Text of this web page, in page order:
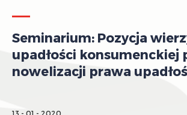
Seminarium: Pozycja
upadłości konsumenckiej
nowelizacji prawa
13 - 01 - 2020